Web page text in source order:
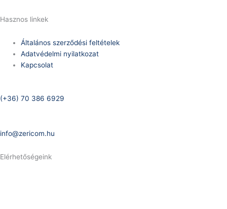
Hasznos linkek
Általános szerződési feltételek
Adatvédelmi nyilatkozat
Kapcsolat
(+36) 70 386 6929
info@zericom.hu
Elérhetőségeink